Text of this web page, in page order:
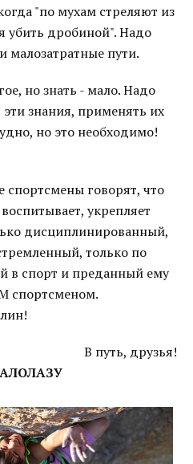
"по мухам стреляют из
убить дробиной". Надо
малозатратные пути.
но знать - мало. Надо
эти знания, применять их
но это необходимо!
спортсмены говорят, что
укрепляет
дисциплинированный,
только по
в спорт и преданный ему
спортсменом.
В путь, друзья!